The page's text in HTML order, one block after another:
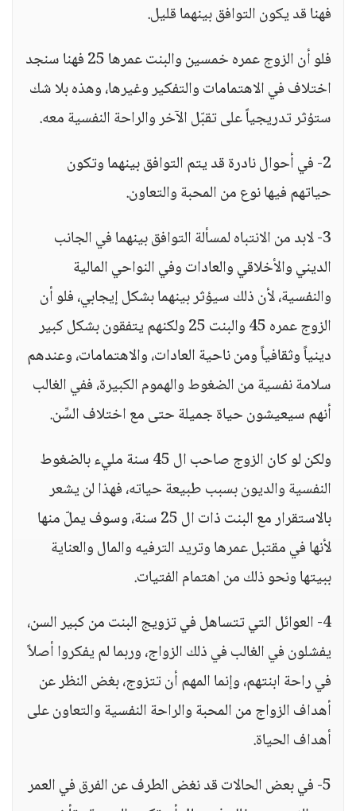
فهنا قد يكون التوافق بينهما قليل.
فلو أن الزوج عمره خمسين والبنت عمرها 25 فهنا سنجد
اختلاف في الاهتمامات والتفكير وغيرها، وهذه بلا شك
ستؤثر تدريجياً على تقبّل الآخر والراحة النفسية معه.
2- في أحوال نادرة قد يتم التوافق بينهما وتكون
حياتهم فيها نوع من المحبة والتعاون.
3- لابد من الانتباه لمسألة التوافق بينهما في الجانب
الديني والأخلاقي والعادات وفي النواحي المالية
والنفسية، لأن ذلك سيؤثر بينهما بشكل إيجابي، فلو أن
الزوج عمره 45 والبنت 25 ولكنهم يتفقون بشكل كبير
دينياً وثقافياً ومن ناحية العادات، والاهتمامات، وعندهم
سلامة نفسية من الضغوط والهموم الكبيرة، ففي الغالب
أنهم سيعيشون حياة جميلة حتى مع اختلاف السِّن.
ولكن لو كان الزوج صاحب ال 45 سنة مليء بالضغوط
النفسية والديون بسبب طبيعة حياته، فهذا لن يشعر
بالاستقرار مع البنت ذات ال 25 سنة، وسوف يملّ منها
لأنها في مقتبل عمرها وتريد الترفيه والمال والعناية
ببيتها ونحو ذلك من اهتمام الفتيات.
4- العوائل التي تتساهل في تزويج البنت من كبير السن،
يفشلون في الغالب في ذلك الزواج، وربما لم يفكروا أصلاً
في راحة ابنتهم، وإنما المهم أن تتزوج، بغض النظر عن
أهداف الزواج من المحبة والراحة النفسية والتعاون على
أهداف الحياة.
5- في بعض الحالات قد نغض الطرف عن الفرق في العمر